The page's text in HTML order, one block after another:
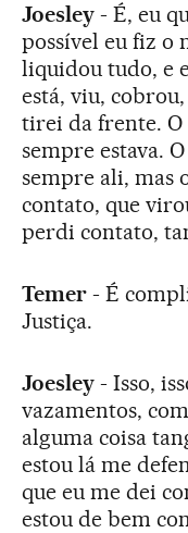
Joesley- É, eu
possível eu fiz o
liquidou tudo, e
está, viu,
tirei da frente. O
sempre estava.
sempre ali, mas
contato, que
perdi contato,
Temer- É
Justiça.
Joesley- Isso,
vazamentos,
alguma coisa
estou lá me
que eu me dei
estou de bem